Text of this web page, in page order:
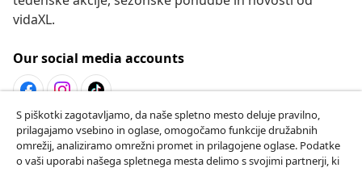
vidaXL.
Our social media accounts
Odstop od pogodbe
Oddaj zahtevek za odstop od naročila.
S piškotki zagotavljamo, da naše spletno mesto deluje pravilno,
prilagajamo vsebino in oglase, omogočamo funkcije družabnih
omrežij, analiziramo omrežni promet in prilagojene oglase. Podatke
o vaši uporabi našega spletnega mesta delimo s svojimi partnerji, ki